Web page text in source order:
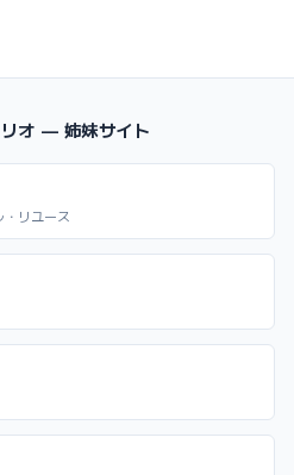
オ — 姉妹サイト
リユース